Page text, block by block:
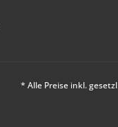
* Alle Preise inkl.